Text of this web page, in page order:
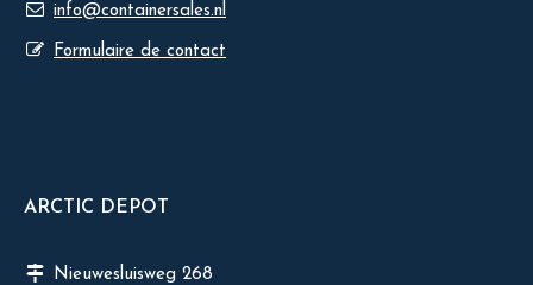
info@containersales.nl
Formulaire de contact
ARCTIC DEPOT
Nieuwesluisweg 268